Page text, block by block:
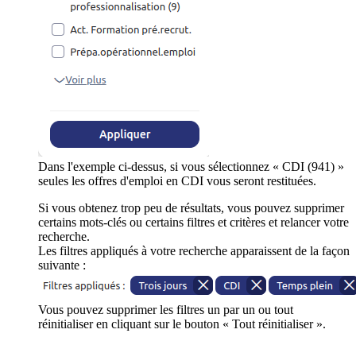
Dans l'exemple ci-dessus, si vous sélectionnez « CDI (941) »
seules les offres d'emploi en CDI vous seront restituées.
Si vous obtenez trop peu de résultats, vous pouvez supprimer
certains mots-clés ou certains filtres et critères et relancer votre
recherche.
Les filtres appliqués à votre recherche apparaissent de la façon
suivante :
Vous pouvez supprimer les filtres un par un ou tout
réinitialiser en cliquant sur le bouton « Tout réinitialiser ».